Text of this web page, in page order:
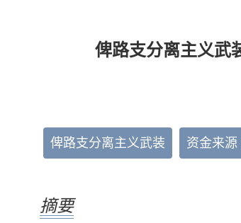
俾路支分离主义
俾路支分离主义武装 资金来源
摘要